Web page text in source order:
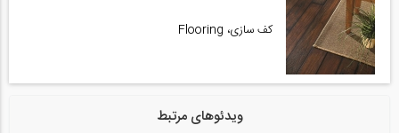
کف سازی، Flooring
ویدئوهای مرتبط